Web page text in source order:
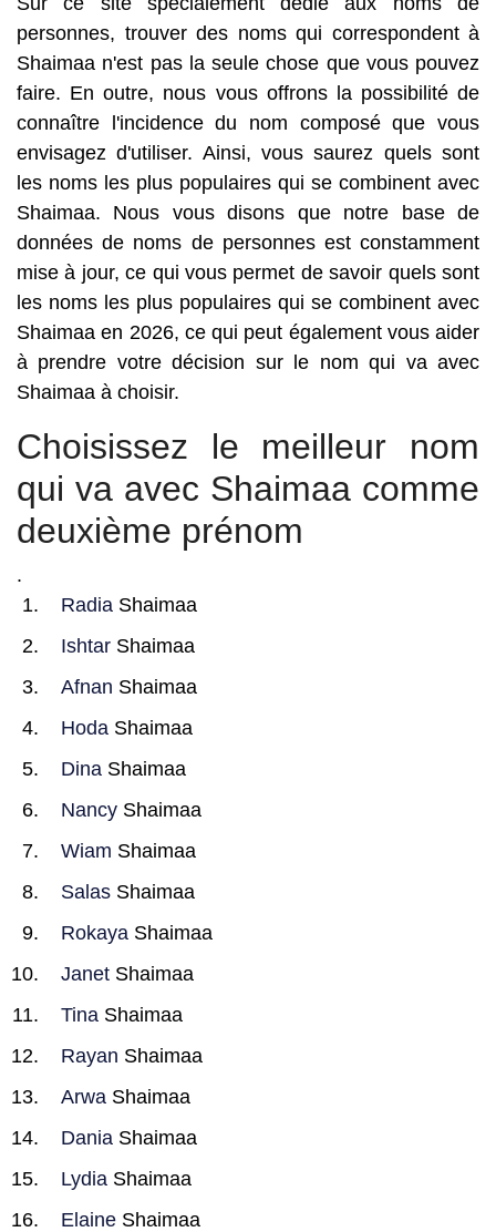
personnes, trouver des noms qui correspondent à
Shaimaa n'est pas la seule chose que vous pouvez
faire. En outre, nous vous offrons la possibilité de
connaître l'incidence du nom composé que vous
envisagez d'utiliser. Ainsi, vous saurez quels sont
les noms les plus populaires qui se combinent avec
Shaimaa. Nous vous disons que notre base de
données de noms de personnes est constamment
mise à jour, ce qui vous permet de savoir quels sont
les noms les plus populaires qui se combinent avec
Shaimaa en 2026, ce qui peut également vous aider
à prendre votre décision sur le nom qui va avec
Shaimaa à choisir.
Choisissez le meilleur nom
qui va avec Shaimaa comme
deuxième prénom
.
Radia Shaimaa
Ishtar Shaimaa
Afnan Shaimaa
Hoda Shaimaa
Dina Shaimaa
Nancy Shaimaa
Wiam Shaimaa
Salas Shaimaa
Rokaya Shaimaa
Janet Shaimaa
Tina Shaimaa
Rayan Shaimaa
Arwa Shaimaa
Dania Shaimaa
Lydia Shaimaa
Elaine Shaimaa